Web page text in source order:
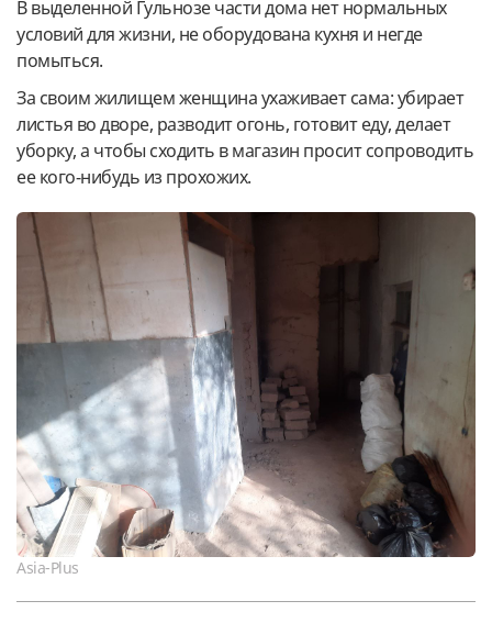
В выделенной Гульнозе части дома нет нормальных
условий для жизни, не оборудована кухня и негде
помыться.
За своим жилищем женщина ухаживает сама: убирает
листья во дворе, разводит огонь, готовит еду, делает
уборку, а чтобы сходить в магазин просит сопроводить
ее кого-нибудь из прохожих.
Asia-Plus